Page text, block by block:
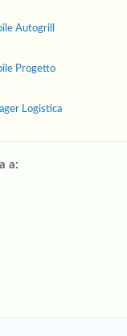
Autogrill
Progetto
Logistica
a: